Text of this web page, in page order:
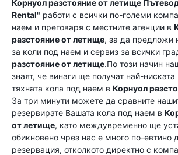
Корнуол разстояние от летище
Rental" работи с всички по-големи
наем и преговаря с местните агенции в
разстояние от летище, за да предложи
за коли под наем и сервиз за всички
разстояние от летище.По този начин
знаят, че винаги ще получат най-
тяхната кола под наем в Корнуол
За три минути можете да сравните
резервирате Вашата кола под наем в
от летище, като междувременно ще
обикновено чрез нас е много по-евтино
резервация, отколкото директно с